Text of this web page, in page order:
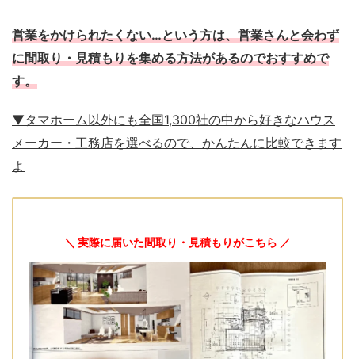
営業をかけられたくない…という方は、営業さんと会わず
に間取り・見積もりを集める方法があるのでおすすめで
す。
▼タマホーム以外にも全国1,300社の中から好きなハウス
メーカー・工務店を選べるので、かんたんに比較できます
よ
＼ 実際に届いた間取り・見積もりがこちら ／